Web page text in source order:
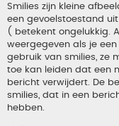
Smilies zijn kleine
een gevoelstoestand
( betekent ongelukkig.
weergegeven als je
gebruik van smilies, ze
toe kan leiden dat een
bericht verwijdert. De
smilies, dat in een
hebben.